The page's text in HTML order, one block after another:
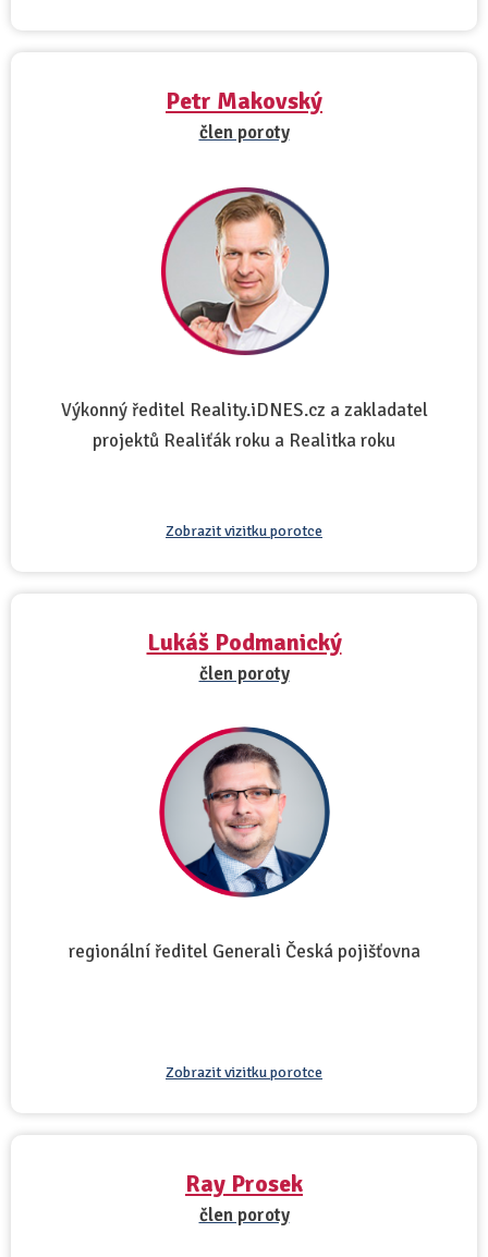
Petr Makovský
člen poroty
Výkonný ředitel Reality.iDNES.cz a zakladatel
projektů Realiťák roku a Realitka roku
Zobrazit vizitku porotce
Lukáš Podmanický
člen poroty
regionální ředitel Generali Česká pojišťovna
Zobrazit vizitku porotce
Ray Prosek
člen poroty